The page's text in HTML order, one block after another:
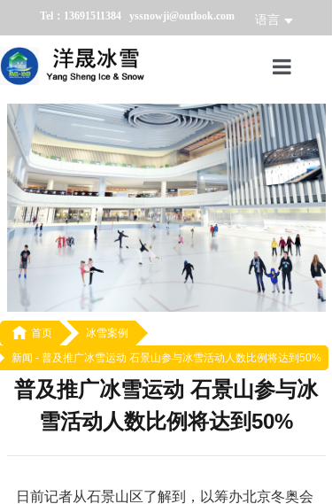
Tel：13691511384 yssnowji@outlook.com 语言
首页
冰雪产品
冰雪业务
冰雪案例
冰雪新闻
 首页
冰雪案例
新闻 - 普及推广冰雪运动 石景山参与冰雪活动人数比例将达到50%
普及推广冰雪运动 石景山参与冰
雪活动人数比例将达到50%
日前记者从石景山区了解到，以筹办北京冬奥会